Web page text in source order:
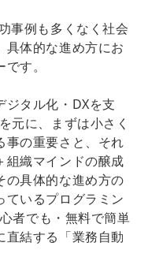
事例も多くなく社会
具体的な進め方にお
す。
ジタル化・DXを支
元に、まずは小さく
事の重要さと、それ
組織マインドの醸成
の具体的な進め方の
ているプログラミン
者でも・無料で簡単
直結する「業務自動